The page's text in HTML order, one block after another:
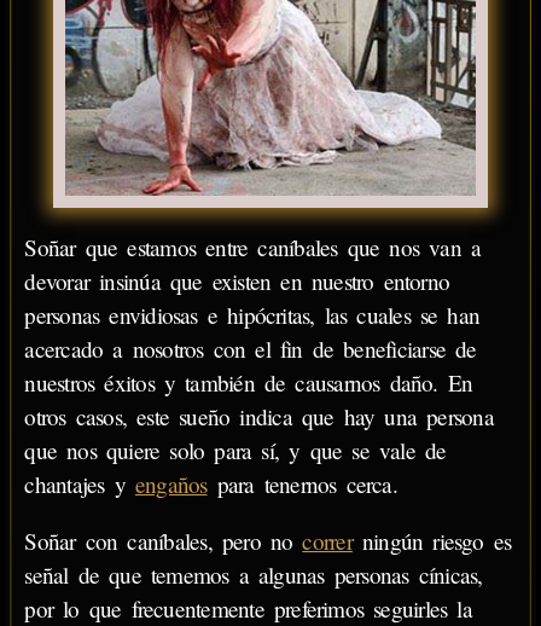
Soñar que estamos entre caníbales que nos van a
devorar insinúa que existen en nuestro entorno
personas envidiosas e hipócritas, las cuales se han
acercado a nosotros con el fin de beneficiarse de
nuestros éxitos y también de causarnos daño. En
otros casos, este sueño indica que hay una persona
que nos quiere solo para sí, y que se vale de
chantajes y engañospara tenernos cerca.
Soñar con caníbales, pero nocorrerningún riesgo es
señal de que tememos a algunas personas cínicas,
por lo que frecuentemente preferimos seguirles la